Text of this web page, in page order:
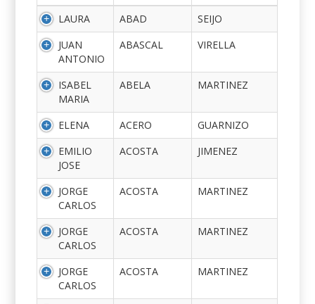
LAURA
ABAD
SEIJO
JUAN
ANTONIO
ABASCAL VIRELLA
ISABEL
MARIA
ABELA MARTINEZ
ELENA ACERO
GUARNIZO
EMILIO
JOSE
ACOSTA JIMENEZ
JORGE
CARLOS
ACOSTA MARTINEZ
JORGE
CARLOS
ACOSTA MARTINEZ
JORGE
CARLOS
ACOSTA MARTINEZ